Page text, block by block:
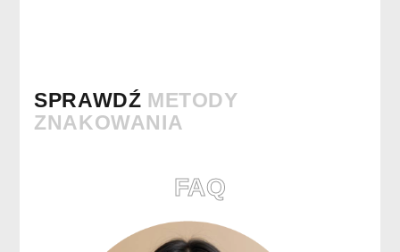
SPRAWDŹ METODY
ZNAKOWANIA
FAQ